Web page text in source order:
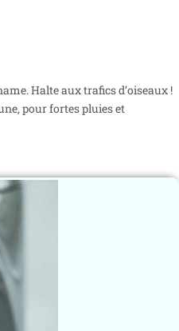
Halte aux trafics d’oiseaux !
pour fortes pluies et